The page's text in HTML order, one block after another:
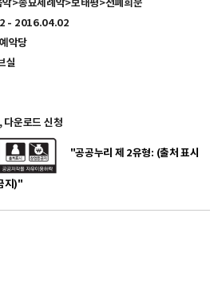
>종묘제례악>보태평>전폐희문
- 2016.04.02
악당
실
다운로드 신청
"공공누리 제 2유형: (출처 표시
지)"